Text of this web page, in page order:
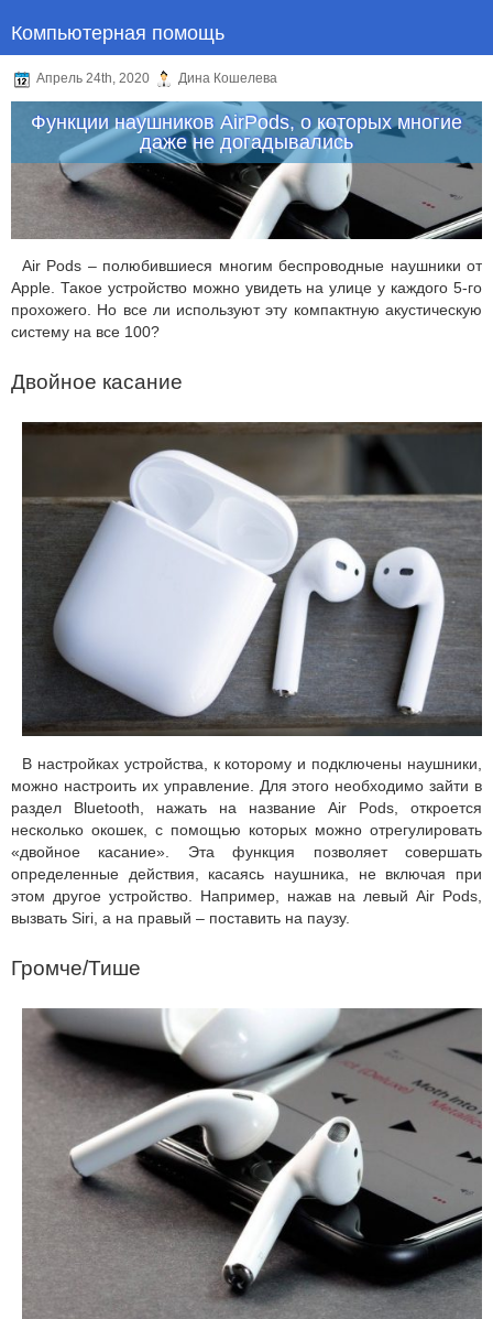
Компьютерная помощь
Апрель 24th, 2020 Дина Кошелева
Функции наушников AirPods, о которых многие
даже не догадывались
Air Pods – полюбившиеся многим беспроводные наушники от
Apple. Такое устройство можно увидеть на улице у каждого 5-го
прохожего. Но все ли используют эту компактную акустическую
систему на все 100?
Двойное касание
В настройках устройства, к которому и подключены наушники,
можно настроить их управление. Для этого необходимо зайти в
раздел Bluetooth, нажать на название Air Pods, откроется
несколько окошек, с помощью которых можно отрегулировать
«двойное касание». Эта функция позволяет совершать
определенные действия, касаясь наушника, не включая при
этом другое устройство. Например, нажав на левый Air Pods,
вызвать Siri, а на правый – поставить на паузу.
Громче/Тише